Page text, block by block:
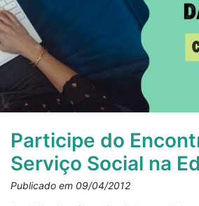
Participe do
Serviço Social na
Publicado em 09/04/2012